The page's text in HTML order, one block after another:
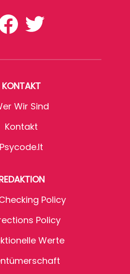
KONTAKT
Wir Sind
Kontakt
Psycode.it
Policy
Policy
Werte